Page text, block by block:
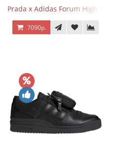
Prada x Adidas Forum High Triple White
7090р.